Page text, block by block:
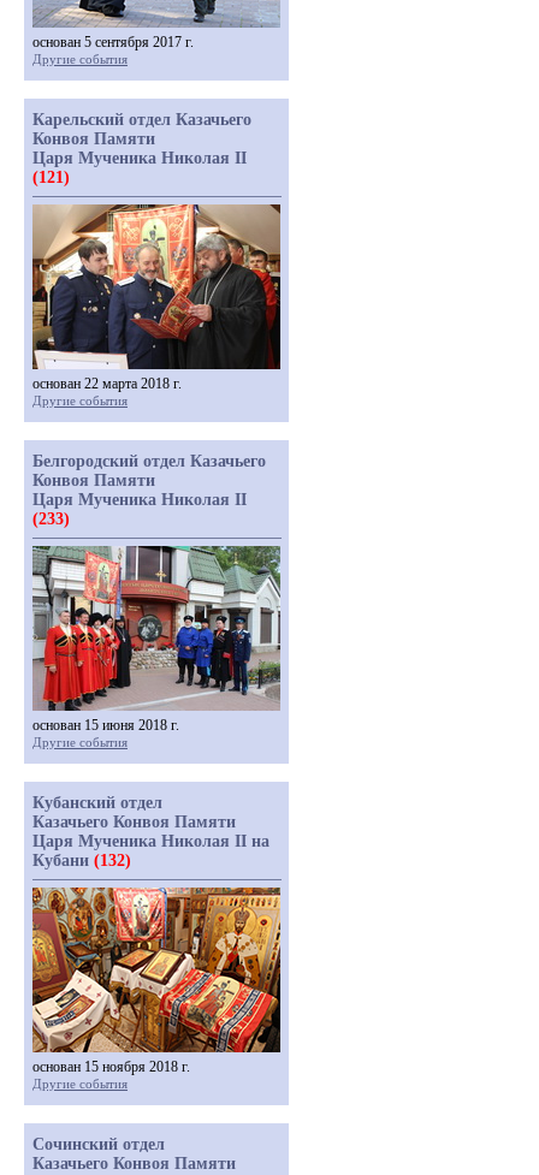
основан 5 сентября 2017 г.
Другие события
Карельский отдел Казачьего
Конвоя Памяти
Царя Мученика Николая II
(121)
основан 22 марта 2018 г.
Другие события
Белгородский отдел Казачьего
Конвоя Памяти
Царя Мученика Николая II
(233)
основан 15 июня 2018 г.
Другие события
Кубанский отдел
Казачьего Конвоя Памяти
Царя Мученика Николая II на
Кубани (132)
основан 15 ноября 2018 г.
Другие события
Сочинский отдел
Казачьего Конвоя Памяти